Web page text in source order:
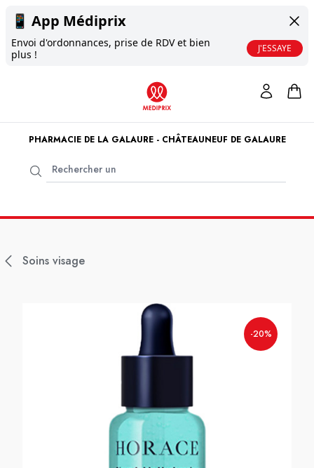
📱 App Médiprix
Envoi d'ordonnances, prise de RDV et bien
plus !
J'ESSAYE
PHARMACIE DE LA GALAURE - CHÂTEAUNEUF DE GALAURE
Soins visage
-20%